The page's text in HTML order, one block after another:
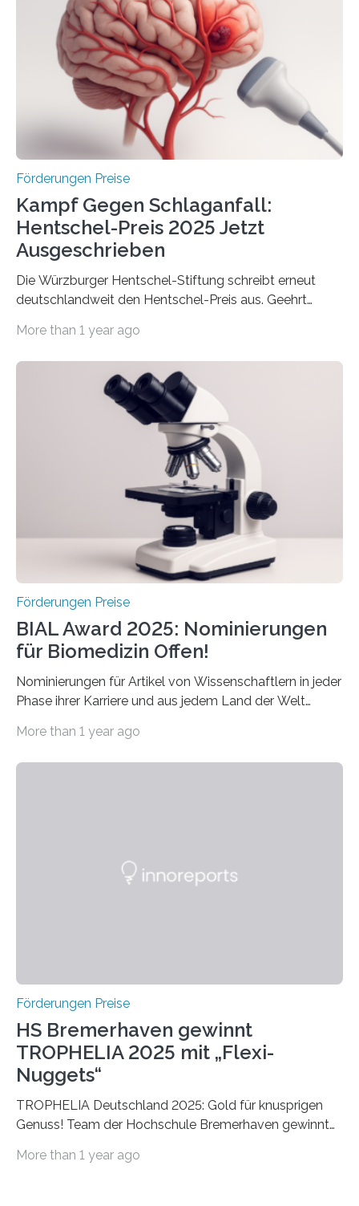
Gemeinschaftsforschung (IGF), Zentrales
Innovationsprogramm Mittelstand (ZIM) und
Innovationskompetenz INNO-KOM. Auf dem
Innovationstag Mittelstand 2025 am 5. Juni 2025 in
Berlin überbrachte das Bundesministerium für
Wirtschaft und Energie eine gute Nachricht:
Überplanmäßige Verpflichtungsermächtigungen in
Förderungen Preise
Kampf Gegen Schlaganfall:
Hentschel-Preis 2025 Jetzt
Ausgeschrieben
Die Würzburger Hentschel-Stiftung schreibt erneut
deutschlandweit den Hentschel-Preis aus. Geehrt
hochrangige wissenschaftliche Publikation zum Thema
Schlaganfall“ mit Sitz in Würzburg fördert die
Schlaganfallforschung, um die Behandlung der
Betroffenen zu verbessern. Dazu schreibt sie auch in
diesem Jahr wieder deutschlandweit den Hentschel-
Preis aus. Er richtet sich gezielt an jüngere
Forscherinnen und Forscher unter 40 Jahren. Geehrt
werden soll eine herausragende Doktorarbeit oder eine
hochrangige wissenschaftliche Publikation zum Thema
More than 1 year ago
Förderungen Preise
BIAL Award 2025: Nominierungen
für Biomedizin Offen!
Nominierungen für Artikel von Wissenschaftlern in jeder
Phase ihrer Karriere und aus jedem Land der Welt
Leben gerufen, um die bemerkenswertesten
Foundation, des BIAL Award in Biomedicine ist in
More than 1 year ago
Förderungen Preise
HS Bremerhaven gewinnt
TROPHELIA 2025 mit „Flexi-
Nuggets“
TROPHELIA Deutschland 2025: Gold für knusprigen
Genuss! Team der Hochschule Bremerhaven gewinnt
ECOTROPHELIAMit der Produktidee “Flexi-Nuggets”
More than 1 year ago